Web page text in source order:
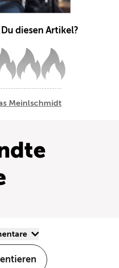
diesen Artikel?
Meinlschmidt